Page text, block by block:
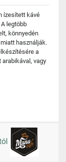
ízesített kávé
legtöbb
könnyedén
használják.
a
vagy